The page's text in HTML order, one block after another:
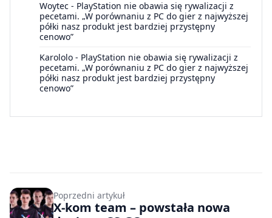
Woytec - PlayStation nie obawia się rywalizacji z
pecetami. „W porównaniu z PC do gier z najwyższej
półki nasz produkt jest bardziej przystępny
cenowo”
Karololo - PlayStation nie obawia się rywalizacji z
pecetami. „W porównaniu z PC do gier z najwyższej
półki nasz produkt jest bardziej przystępny
cenowo”
Poprzedni artykuł
X-kom team – powstała nowa